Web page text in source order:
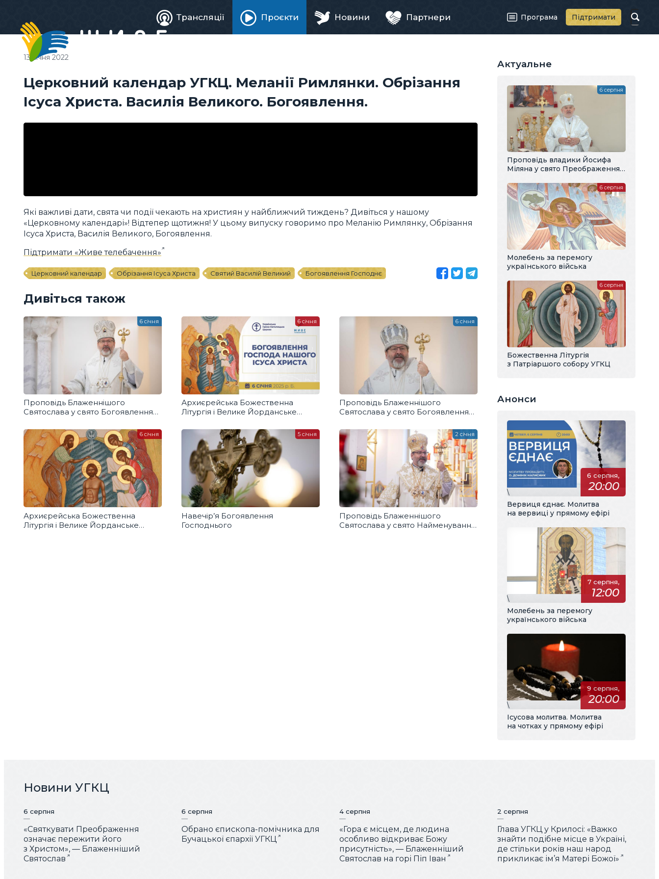
Живе
телебачення
Трансляції Проєкти Новини Партнери Програма Підтримати
Церковний календар УГКЦ. Меланії Римлянки. Обрізання
Ісуса Христа. Василія Великого. Богоявлення.
13 січня 2022
Які важливі дати, свята чи події чекають на християн у найближчий тиждень? Дивіться у нашому
«Церковному календарі»! Відтепер щотижня! У цьому випуску говоримо про Меланію Римлянку, Обрізання
Ісуса Христа, Василія Великого, Богоявлення.
Підтримати «Живе телебачення»
Церковний календар Обрізання Ісуса Христа Святий Василій Великий Богоявлення Господнє
Дивіться також
Проповідь Блаженнішого
Святослава у свято Богоявлення
6 січня
Архиєрейська Божественна
Літургія і Велике Йорданське
6 січня
Проповідь Блаженнішого
Святослава у свято Богоявлення
6 січня
Архиєрейська Божественна
Літургія і Велике Йорданське
6 січня
Навечір’я Богоявлення
Господнього
5 січня
Проповідь Блаженнішого
Святослава у свято Найменування
2 січня
Актуальне
Проповідь владики Йосифа
Міляна у свято Преображення
6 серпня
Молебень за перемогу
українського війська
6 серпня
Божественна Літургія
з Патріаршого собору УГКЦ
6 серпня
Анонси
6 серпня,
20:00
\
Вервиця єднає. Молитва
на вервиці у прямому ефірі
7 серпня,
12:00
\
Молебень за перемогу
українського війська
9 серпня,
20:00
\
Ісусова молитва. Молитва
на чотках у прямому ефірі
Новини УГКЦ
6 серпня
«Святкувати Преображення
означає пережити його
з Христом», — Блаженніший
Святослав
6 серпня
Обрано єпископа-помічника для
Бучацької єпархії УГКЦ
4 серпня
«Гора є місцем, де людина
особливо відкриває Божу
присутність», — Блаженніший
Святослав на горі Піп Іван
2 серпня
Глава УГКЦ у Крилосі: «Важко
знайти подібне місце в Україні,
де стільки років наш народ
прикликає ім’я Матері Божої»